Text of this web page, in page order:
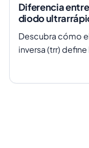
Diferencia
diodo
Descubra cómo
inversa (trr)